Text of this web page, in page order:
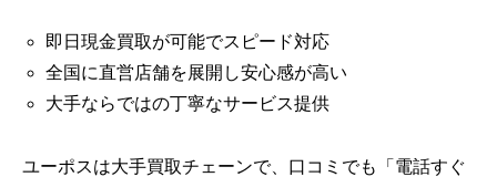
即日現金買取が可能でスピード対応
全国に直営店舗を展開し安心感が高い
大手ならではの丁寧なサービス提供
ユーポスは大手買取チェーンで、口コミでも「電話すぐ